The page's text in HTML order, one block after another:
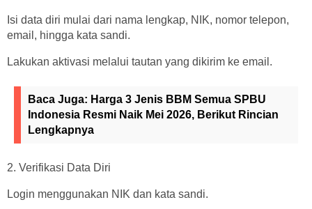
Isi data diri mulai dari nama lengkap, NIK, nomor telepon,
email, hingga kata sandi.
Lakukan aktivasi melalui tautan yang dikirim ke email.
Baca Juga: Harga 3 Jenis BBM Semua SPBU
Indonesia Resmi Naik Mei 2026, Berikut Rincian
Lengkapnya
2. Verifikasi Data Diri
Login menggunakan NIK dan kata sandi.